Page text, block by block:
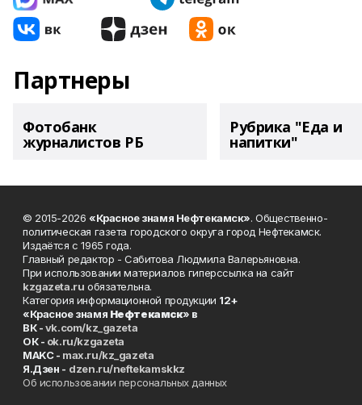
Партнеры
Фотобанк
журналистов РБ
Рубрика "Еда и
напитки"
© 2015-2026 «Красное знамя Нефтекамск». Общественно-
политическая газета городского округа город Нефтекамск.
Издаётся с 1965 года.
Главный редактор - Сабитова Людмила Валерьяновна.
При использовании материалов гиперссылка на сайт
kzgazeta.ru обязательна.
Категория информационной продукции 12+
«Красное знамя Нефтекамск» в
ВК -vk.com/kz_gazeta
ОК - ok.ru/kzgazeta
MAKC - max.ru/kz_gazeta
Я.Дзен - dzen.ru/neftekamskkz
Об использовании персональных данных